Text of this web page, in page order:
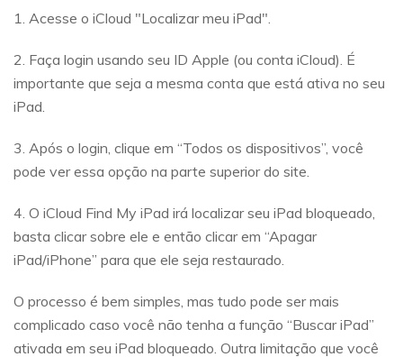
1. Acesse o iCloud "Localizar meu iPad".
2. Faça login usando seu ID Apple (ou conta iCloud). É
importante que seja a mesma conta que está ativa no seu
iPad.
3. Após o login, clique em “Todos os dispositivos”, você
pode ver essa opção na parte superior do site.
4. O iCloud Find My iPad irá localizar seu iPad bloqueado,
basta clicar sobre ele e então clicar em “Apagar
iPad/iPhone” para que ele seja restaurado.
O processo é bem simples, mas tudo pode ser mais
complicado caso você não tenha a função “Buscar iPad”
ativada em seu iPad bloqueado. Outra limitação que você